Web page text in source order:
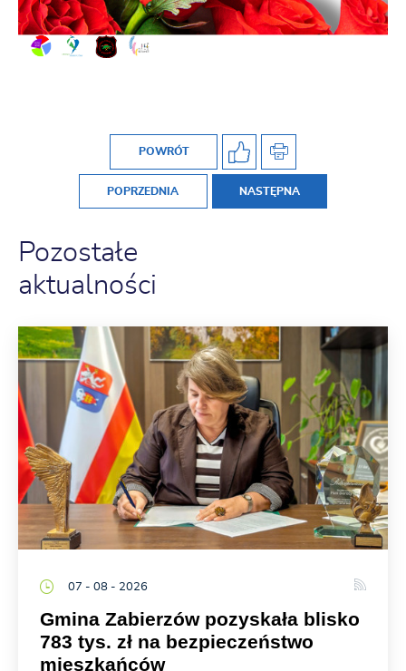
POWRÓT
POPRZEDNIA NASTĘPNA
Pozostałe
aktualności
07 - 08 - 2026
Gmina Zabierzów pozyskała blisko
783 tys. zł na bezpieczeństwo
mieszkańców